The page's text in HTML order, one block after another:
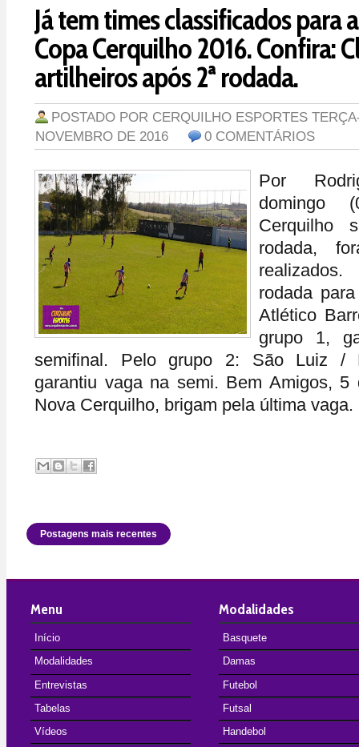
Já tem times classificados para
Copa Cerquilho 2016. Confira:
artilheiros após 2ª rodada.
POSTADO POR CERQUILHO ESPORTES
NOVEMBRO DE 2016
0 COMENTÁRIOS
Por
domingo
Cerquilho
rodada,
rodada
Atlético
grupo 1,
semifinal. Pelo grupo 2: São Luiz /
garantiu vaga na semi. Bem Amigos, 5
Nova Cerquilho, brigam pela última
Postagens mais recentes
Menu
Início
Modalidades
Entrevistas
Tabelas
Vídeos
Modalidades
Basquete
Damas
Futebol
Futsal
Handebol